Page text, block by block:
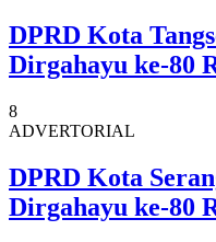
DPRD Kota
Dirgahayu ke-80
8
ADVERTORIAL
DPRD Kota
Dirgahayu ke-80